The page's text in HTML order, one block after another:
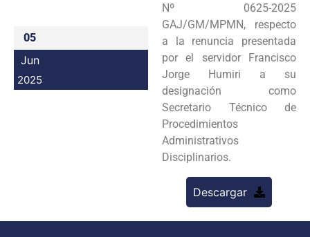
Intranet
05
Jun
2025
Nº 0625-2025
GAJ/GM/MPMN, respecto
a la renuncia presentada
por el servidor Francisco
Jorge Humiri a su
designación como
Secretario Técnico de
Procedimientos
Administrativos
Disciplinarios.
Descargar